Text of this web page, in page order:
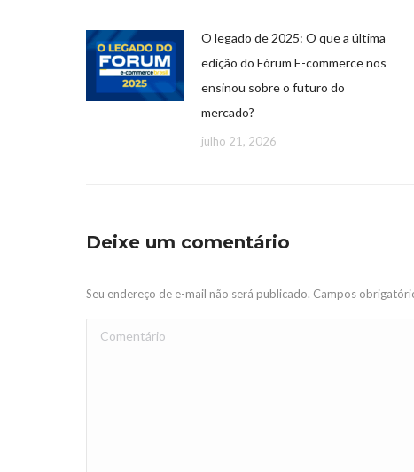
O legado de 2025: O que a última
edição do Fórum E-commerce nos
ensinou sobre o futuro do
mercado?
julho 21, 2026
Deixe um comentário
Seu endereço de e-mail não será publicado. Campos
Comentário